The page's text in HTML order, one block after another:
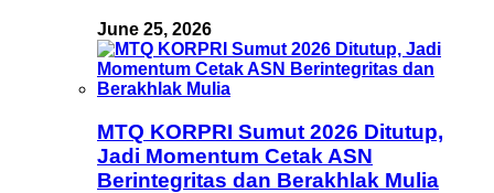
June 25, 2026
MTQ KORPRI Sumut 2026 Ditutup,
Jadi Momentum Cetak ASN
Berintegritas dan Berakhlak Mulia